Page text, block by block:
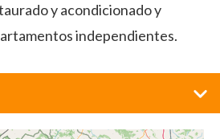
y acondicionado y
independientes.